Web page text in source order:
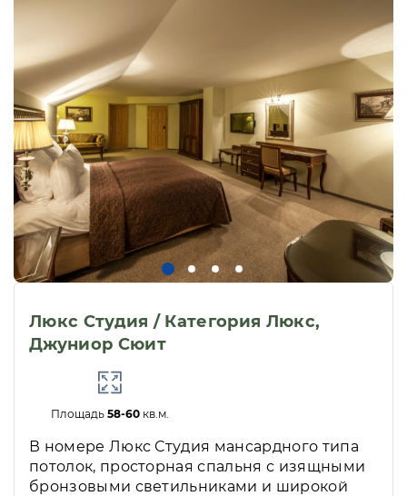
Люкс Студия / Категория Люкс,
Джуниор Сюит
Площадь 58-60кв.м.
В номере Люкс Студия мансардного типа
потолок, просторная спальня с изящными
бронзовыми светильниками и широкой